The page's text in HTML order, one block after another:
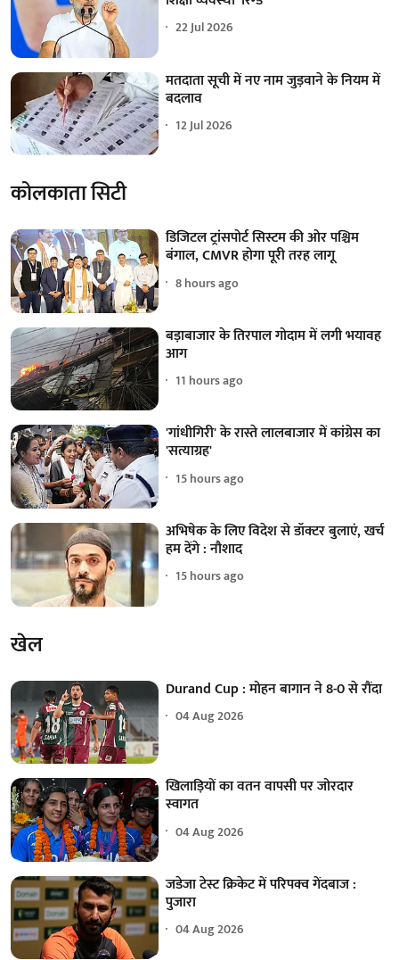
22 Jul 2026
मतदाता सूची में नए नाम जुड़वाने के नियम में
बदलाव
12 Jul 2026
कोलकाता सिटी
डिजिटल ट्रांसपोर्ट सिस्टम की ओर पश्चिम
बंगाल, CMVR होगा पूरी तरह लागू
8 hours ago
बड़ाबाजार के तिरपाल गोदाम में लगी भयावह
आग
11 hours ago
'गांधीगिरी' के रास्ते लालबाजार में कांग्रेस का
'सत्याग्रह'
15 hours ago
अभिषेक के लिए विदेश से डॉक्टर बुलाएं, खर्च
हम देंगे : नौशाद
15 hours ago
खेल
Durand Cup : मोहन बागान ने 8-0 से रौंदा
04 Aug 2026
खिलाड़ियों का वतन वापसी पर जोरदार
स्वागत
04 Aug 2026
जडेजा टेस्ट क्रिकेट में परिपक्व गेंदबाज :
पुजारा
04 Aug 2026